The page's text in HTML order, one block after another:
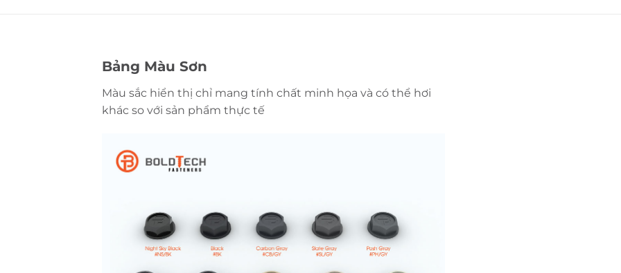
Bảng Màu Sơn
Màu sắc hiển thị chỉ mang tính chất minh họa và có thể hơi
khác so với sản phẩm thực tế